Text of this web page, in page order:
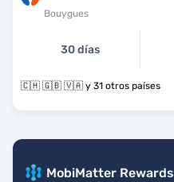
Bouygues
30 días
🇨🇭 🇬🇧 🇻🇦 y 31 otros países
MobiMatter Rewards